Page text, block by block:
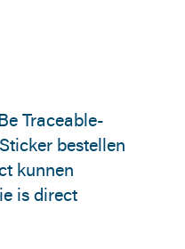
Traceable-
bestellen
kunnen
is direct